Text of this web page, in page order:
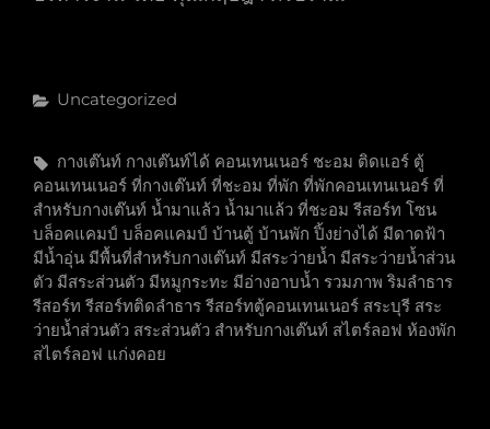
Categories
Uncategorized
Tags,
กางเต๊นท์ กางเต๊นท์ได้ คอนเทนเนอร์ ชะอม ติดแอร์ ตู้
คอนเทนเนอร์ ที่กางเต๊นท์ ที่ชะอม ที่พัก ที่พักคอนเทนเนอร์ ที่
สำหรับกางเต๊นท์ น้ำมาแล้ว น้ำมาแล้ว ที่ชะอม รีสอร์ท โซน
บล็อคแคมป์ บล็อคแคมป์ บ้านตู้ บ้านพัก ปิ้งย่างได้ มีดาดฟ้า
มีน้ำอุ่น มีพื้นที่สำหรับกางเต๊นท์ มีสระว่ายน้ำ มีสระว่ายน้ำส่วน
ตัว มีสระส่วนตัว มีหมูกระทะ มีอ่างอาบน้ำ รวมภาพ ริมลำธาร
รีสอร์ท รีสอร์ทติดลำธาร รีสอร์ทตู้คอนเทนเนอร์ สระบุรี สระ
ว่ายน้ำส่วนตัว สระส่วนตัว สำหรับกางเต๊นท์ สไตร์ลอฟ ห้องพัก
สไตร์ลอฟ แก่งคอย